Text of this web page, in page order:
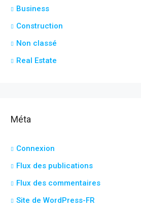
Business
Construction
Non classé
Real Estate
Méta
Connexion
Flux des publications
Flux des commentaires
Site de WordPress-FR